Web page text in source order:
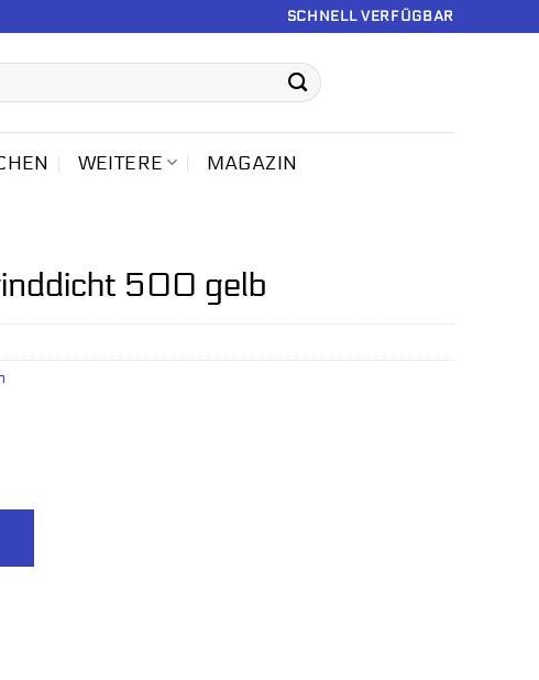
SCHNELL VERFÜGBAR
WEITERE MAGAZIN
500 gelb